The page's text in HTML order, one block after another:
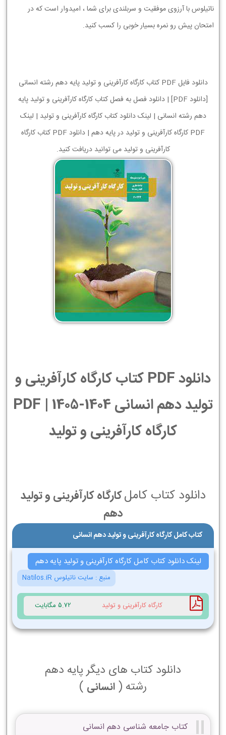
ناتیلوس با آرزوی موفقیت و سربلندی برای شما ، امیدوار است که در
امتحان پیش رو نمره بسیار خوبی را کسب کنید.
دانلود فایل PDF کتاب کارگاه کارآفرینی و تولید پایه دهم رشته انسانی
[دانلود PDF] | دانلود فصل به فصل کتاب کارگاه کارآفرینی و تولید پایه
دهم رشته انسانی | لینک دانلود کتاب کارگاه کارآفرینی و تولید | لینک
PDF کارگاه کارآفرینی و تولید در پایه دهم | دانلود PDF کتاب کارگاه
کارآفرینی و تولید می توانید دریافت کنید.
دانلود PDF کتاب کارگاه کارآفرینی و
تولید دهم انسانی 1404-1405 | PDF
کارگاه کارآفرینی و تولید
دانلود کتاب کاملکارگاه کارآفرینی و تولید
دهم
کتاب کامل کارگاه کارآفرینی و تولید دهم انسانی
لینک دانلود کتاب کامل کارگاه کارآفرینی و تولید پایه دهم
منبع : سایت ناتیلوس Natilos.iR
کارگاه کارآفرینی و تولید 5.72 مگابایت
دانلود کتاب های دیگر پایه دهم
رشته ( انسانی )
کتاب جامعه شناسی دهم انسانی